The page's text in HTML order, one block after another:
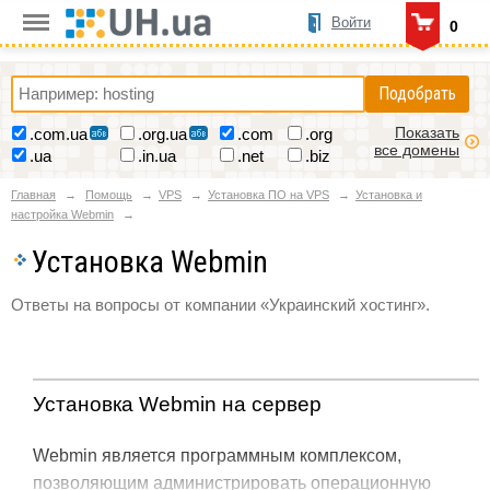
0
Войти
Подобрать
.com.ua .org.ua .com
.org
.ua
.in.ua .net .biz
Показать
все домены
Главная Помощь VPS Установка ПО на VPS
Установка и
настройка Webmin
Установка Webmin
Ответы на вопросы от компании «Украинский хостинг».
Установка Webmin на сервер
Webmin является программным комплексом,
позволяющим администрировать операционную